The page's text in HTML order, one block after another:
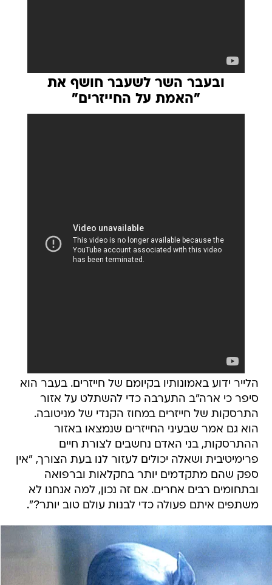
ובעבר השר לשעבר חושף את
"האמת על החייזרים"
הלייר ידוע באמונותיו בקיומם של חייזרים. בעבר הוא
סיפר כי ארה"ב התערבה כדי להשתלט על אזור
התרסקות של חייזרים במחוז הקנדי של מניטובה.
הוא גם אמר שבעיני החייזרים שנמצאו באזור
ההתרסקות, בני האדם נחשבים לצורת חיים
פרימיטיבית ושאלה יכולים לעזור לנו בעת הצורך, "אין
ספק שהם מתקדמים יותר בחקלאות וברפואה
ובתחומים רבים אחרים. אם זה נכון, למה אנחנו לא
משתפים איתם פעולה כדי לבנות עולם טוב יותר?".